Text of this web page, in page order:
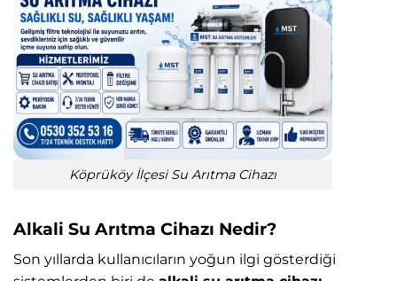
Köprüköy İlçesi Su Arıtma Cihazı
Alkali Su Arıtma Cihazı Nedir?
Son yıllarda kullanıcıların yoğun ilgi gösterdiği